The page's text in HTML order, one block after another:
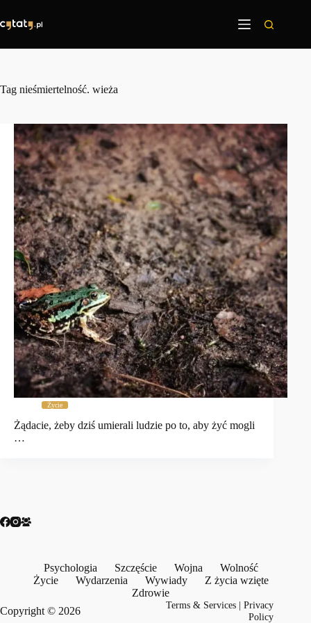
treści
Tag nieśmiertelność. wieża
Życie
Żądacie, żeby dziś umierali ludzie po to, aby żyć mogli
…
Psychologia Szczęście Wojna
Wolność
Życie
Wydarzenia Wywiady
Z życia wzięte
Zdrowie
Copyright © 2026
Terms & Services |Privacy
Policy